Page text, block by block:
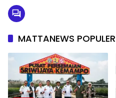
MATTANEWS POPULER